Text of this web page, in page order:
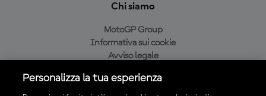
Chi siamo
MotoGP Group
Informativa sui cookie
Avviso legale
Condizioni di acquisto
Personalizza la tua esperienza